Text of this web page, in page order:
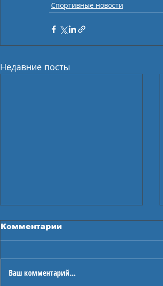
Спортивные новости
Недавние посты
Комментарии
Ваш комментарий...